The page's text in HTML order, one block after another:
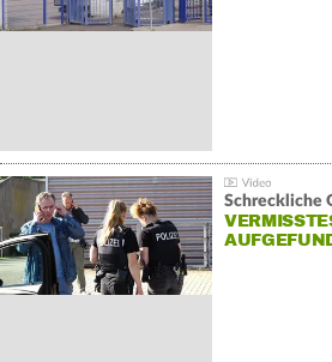
Schreckliche